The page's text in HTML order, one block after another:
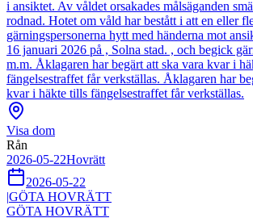
i ansiktet. Av våldet orsakades målsäganden
rodnad. Hotet om våld har bestått i att en eller
gärningspersonerna hytt med händerna mot
16 januari 2026 på , Solna stad. , och begick
m.m. Åklagaren har begärt att ska vara kvar i
fängelsestraffet får verkställas. Åklagaren har
kvar i häkte tills fängelsestraffet får verkställas.
Visa dom
Rån
2026-05-22Hovrätt
2026-05-22
|GÖTA HOVRÄTT
GÖTA HOVRÄTT